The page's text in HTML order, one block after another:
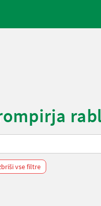
vse filtre